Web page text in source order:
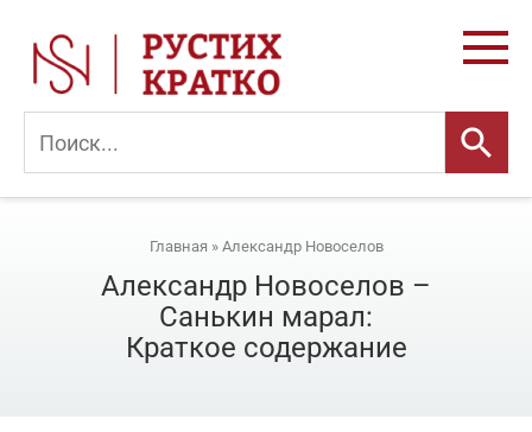
контенту
Главная » Александр Новоселов
Александр Новоселов –
Санькин марал:
Краткое содержание